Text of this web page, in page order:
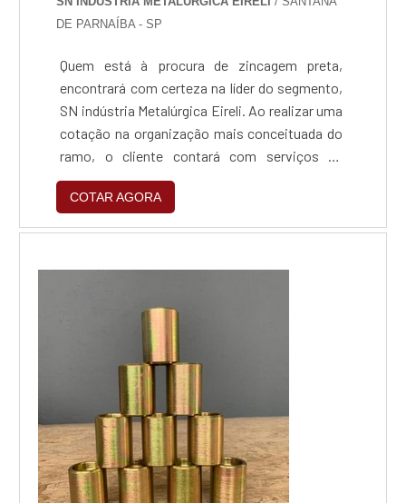
DE PARNAÍBA - SP
Quem está à procura de zincagem preta,
encontrará com certeza na líder do segmento,
SN indústria Metalúrgica Eireli. Ao realizar uma
cotação na organização mais conceituada do
ramo, o cliente contará com serviços de
excelência e o suporte de especialistas para
sanar eventuais dúvidas.Quando o tema é
zincagem preta, com a SN indústria
custo-benefício e um design completo de
COTAR AGORA